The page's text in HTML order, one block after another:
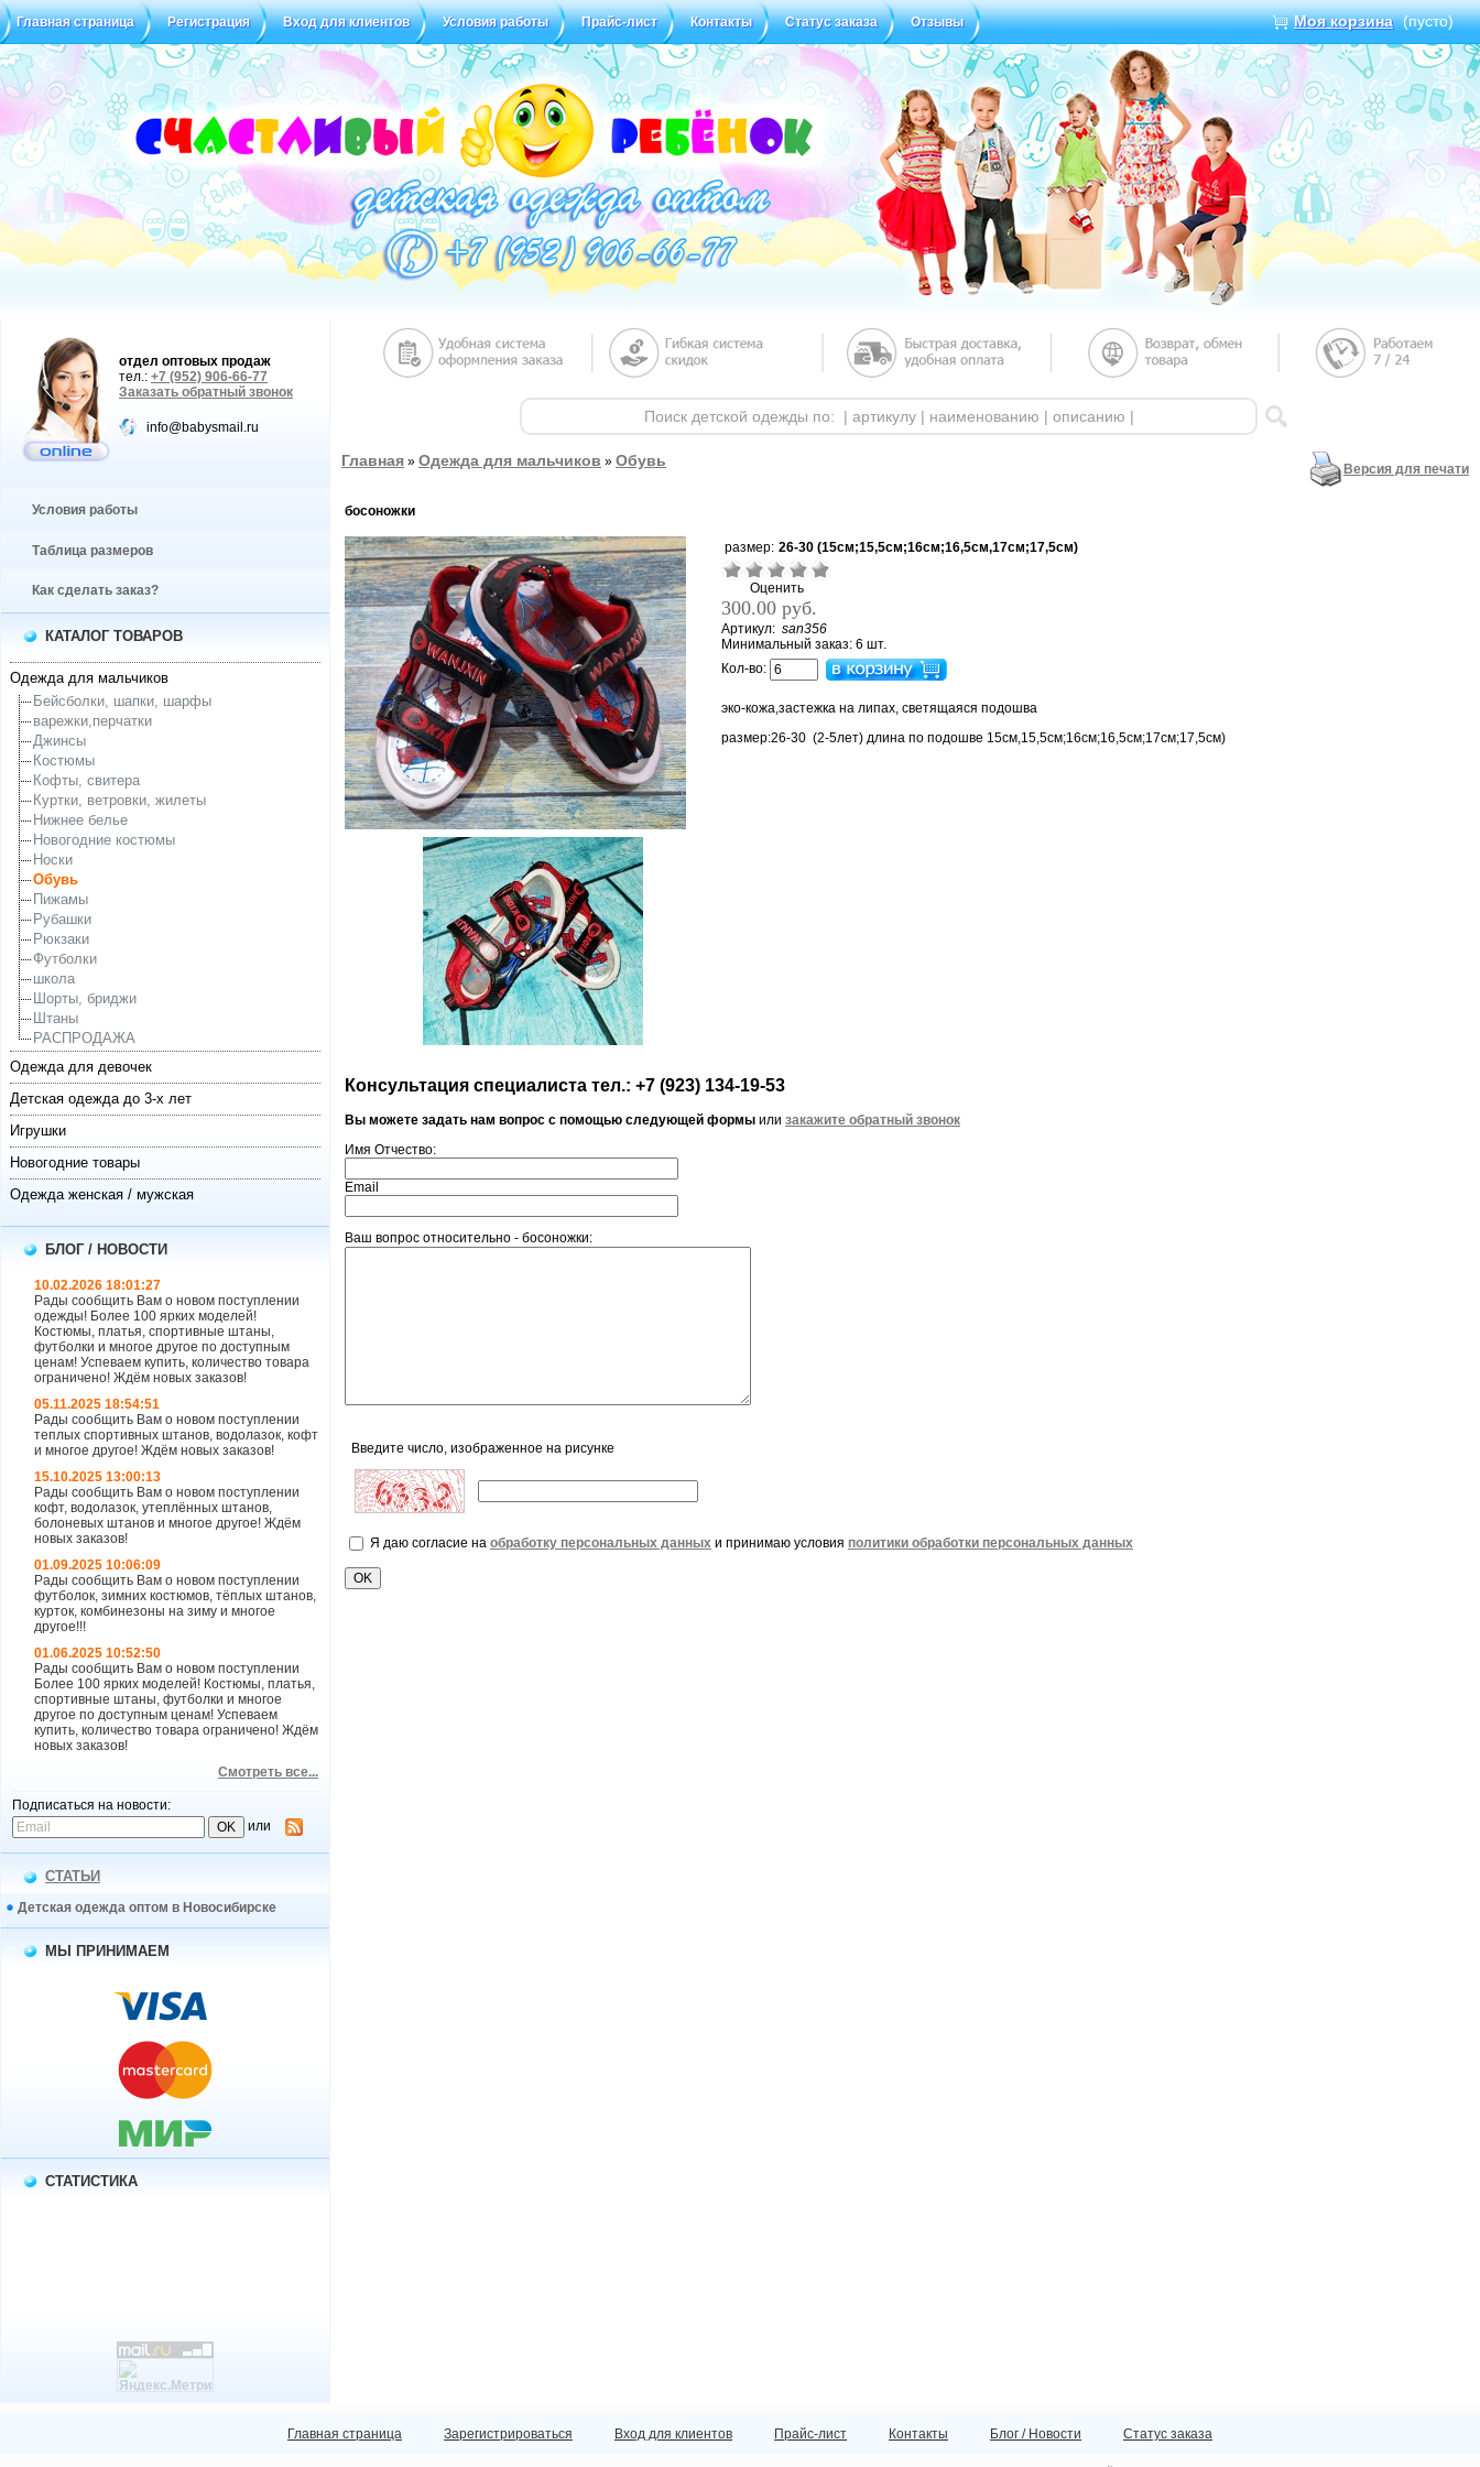
Главная страница Регистрация Вход для клиентов Условия работы Прайс-лист Контакты Статус заказа Отзывы Моя корзина (пусто)
отдел оптовых продаж
тел.: +7 (952) 906-66-77
Заказать обратный звонок
info@babysmail.ru
Условия работы
Таблица размеров
Как сделать заказ?
КАТАЛОГ ТОВАРОВ
Одежда для мальчиков
Бейсболки, шапки, шарфы
варежки,перчатки
Джинсы
Костюмы
Кофты, свитера
Куртки, ветровки, жилеты
Нижнее белье
Новогодние костюмы
Носки
Обувь
Пижамы
Рубашки
Рюкзаки
Футболки
школа
Шорты, бриджи
Штаны
РАСПРОДАЖА
Одежда для девочек
Детская одежда до 3-х лет
Игрушки
Новогодние товары
Одежда женская / мужская
БЛОГ / НОВОСТИ
10.02.2026 18:01:27
Рады сообщить Вам о новом поступлении
одежды! Более 100 ярких моделей!
Костюмы, платья, спортивные штаны,
футболки и многое другое по доступным
ценам! Успеваем купить, количество товара
ограничено! Ждём новых заказов!
05.11.2025 18:54:51
Рады сообщить Вам о новом поступлении
теплых спортивных штанов, водолазок, кофт
и многое другое! Ждём новых заказов!
15.10.2025 13:00:13
Рады сообщить Вам о новом поступлении
кофт, водолазок, утеплённых штанов,
болоневых штанов и многое другое! Ждём
новых заказов!
01.09.2025 10:06:09
Рады сообщить Вам о новом поступлении
футболок, зимних костюмов, тёплых штанов,
курток, комбинезоны на зиму и многое
другое!!!
01.06.2025 10:52:50
Рады сообщить Вам о новом поступлении
Более 100 ярких моделей! Костюмы, платья,
спортивные штаны, футболки и многое
другое по доступным ценам! Успеваем
купить, количество товара ограничено! Ждём
новых заказов!
Смотреть все...
Подписаться на новости:
или
СТАТЬИ
Детская одежда оптом в Новосибирске
МЫ ПРИНИМАЕМ
СТАТИСТИКА
Главная » Одежда для мальчиков » Обувь Версия для печати
босоножки
размер: 26-30 (15см;15,5см;16см;16,5см,17см;17,5см)
Оценить
300.00 руб.
Артикул: san356
Минимальный заказ: 6 шт.
Кол-во:
эко-кожа,застежка на липах, светящаяся подошва
размер:26-30 (2-5лет) длина по подошве 15см,15,5см;16см;16,5см;17см;17,5см)
Консультация специалиста тел.: +7 (923) 134-19-53
Вы можете задать нам вопрос с помощью следующей формы или закажите обратный звонок
Имя Отчество:
Email
Ваш вопрос относительно - босоножки:
Введите число, изображенное на рисунке
Я даю согласие на обработку персональных данных и принимаю условия политики обработки персональных данных
Главная страница Зарегистрироваться Вход для клиентов Прайс-лист Контакты Блог / Новости Статус заказа